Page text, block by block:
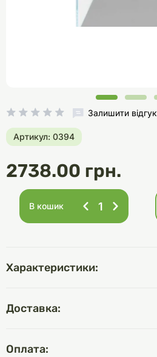
Залишити відгук
Артикул: 0394
2738.00 грн.
В кошик
Характеристики:
Доставка:
Оплата: